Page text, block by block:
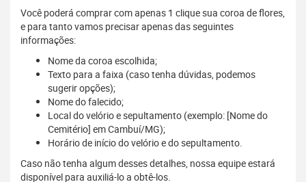
Você poderá comprar com apenas 1 clique sua coroa de flores,
e para tanto vamos precisar apenas das seguintes
informações:
Nome da coroa escolhida;
Texto para a faixa (caso tenha dúvidas, podemos
sugerir opções);
Nome do falecido;
Local do velório e sepultamento (exemplo: [Nome do
Cemitério] em Cambuí/MG);
Horário de início do velório e do sepultamento.
Caso não tenha algum desses detalhes, nossa equipe estará
disponível para auxiliá-lo a obtê-los.